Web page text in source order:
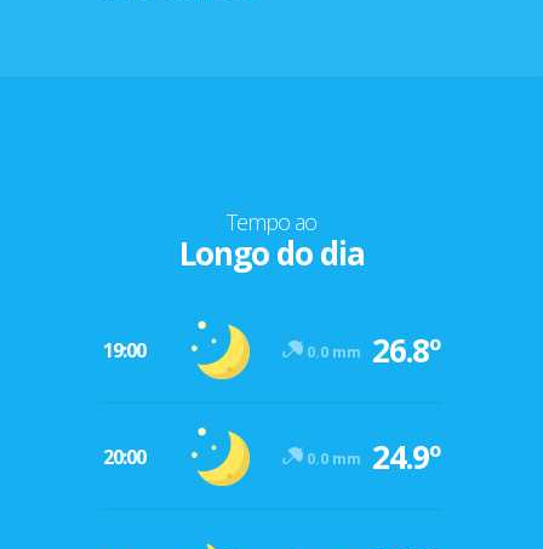
Tempo ao
Longo do dia
19:00 0.0 mm 26.8º
20:00 0.0 mm 24.9º